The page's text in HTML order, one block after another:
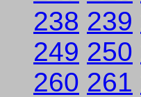
238 239
249 250
260 261